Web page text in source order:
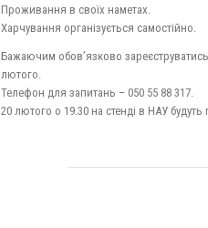
Проживання в своїх наметах.
Харчування організується самостійно.
Бажаючим обов’язково
лютого.
Телефон для запитань – 050 55 88 317.
20 лютого о 19.30 на стенді в НАУ будуть